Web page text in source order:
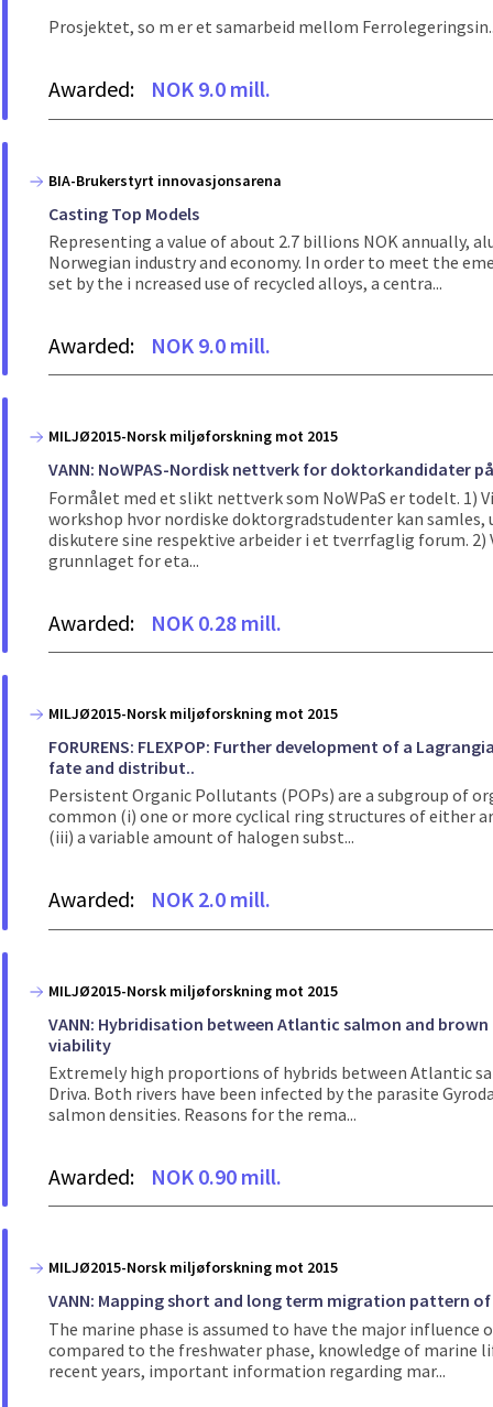
Prosjektet, so m er et samarbeid mellom
Awarded: NOK 9.0 mill.
BIA-Brukerstyrt innovasjonsarena
Casting Top Models
Representing a value of about 2.7 billions NOK annually,
Norwegian industry and economy. In order to meet the
set by the i ncreased use of recycled alloys, a centra...
Awarded: NOK 9.0 mill.
MILJØ2015-Norsk miljøforskning mot 2015
VANN: NoWPAS-Nordisk nettverk for doktorkandidater
Formålet med et slikt nettverk som NoWPaS er todelt. 1)
workshop hvor nordiske doktorgradstudenter kan
diskutere sine respektive arbeider i et tverrfaglig forum.
grunnlaget for eta...
Awarded: NOK 0.28 mill.
MILJØ2015-Norsk miljøforskning mot 2015
FORURENS: FLEXPOP: Further development of a
fate and distribut..
Persistent Organic Pollutants (POPs) are a subgroup of
common (i) one or more cyclical ring structures of either
(iii) a variable amount of halogen subst...
Awarded: NOK 2.0 mill.
MILJØ2015-Norsk miljøforskning mot 2015
VANN: Hybridisation between Atlantic salmon and
viability
Extremely high proportions of hybrids between Atlantic
Driva. Both rivers have been infected by the parasite
salmon densities. Reasons for the rema...
Awarded: NOK 0.90 mill.
MILJØ2015-Norsk miljøforskning mot 2015
VANN: Mapping short and long term migration pattern
The marine phase is assumed to have the major
compared to the freshwater phase, knowledge of
recent years, important information regarding mar...